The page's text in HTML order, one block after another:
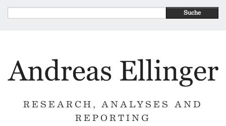
Suche
RESEARCH, ANALYSES AND
REPORTING